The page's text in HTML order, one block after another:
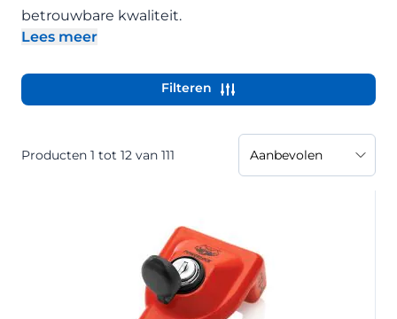
betrouwbare kwaliteit.
Lees meer
Filteren
Producten 1 tot 12 van 111